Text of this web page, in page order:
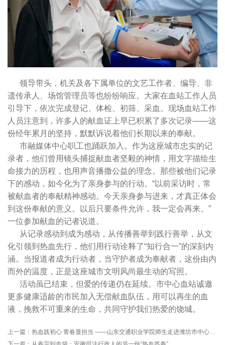
领导带头，机关及各下属单位的文艺工作者、编导、非
遗传承人、场馆管理员等也纷纷响应。大家在血站工作人员
引导下，依次完成登记、体检、初筛、采血。现场血站工作
人员注意到，许多人的献血证上早已积累了多次记录——这
份经年累月的坚持，默默诉说着他们长期以来的奉献。
市融媒体中心职工也踊跃加入。作为这座城市忠实的记
录者，他们曾用镜头捕捉献血者坚毅的神情，用文字描绘生
命接力的历程，也用声音播撒公益的理念。那些被他们记录
下的感动，如今化为了亲身参与的行动。“以前采访时，常
被献血者的奉献精神感动。今天亲身参与进来，才真正体会
到这份奉献的意义。以后只要条件允许，我一定会再来。”
一位参加献血的记者说道。
从记录感动到成为感动，从传播善举到践行善举，从文
化引领到热血先行，他们用行动诠释了“知行合一”的深刻内
涵。当报道者成为行动者，当守护者成为奉献者，这份由内
而外的温度，正是这座城市文明风尚最生动的写照。
活动虽已结束，但爱的传递仍在延续。市中心血站诚邀
更多健康适龄的市民加入无偿献血队伍，用可以再生的血
液，挽救不可重来的生命，共同守护我们热爱的饶城。
上一篇： 热血践初心 青春显担当 ——山东交通职业学院师生走进潍坊市中心血站开展实践研学活动